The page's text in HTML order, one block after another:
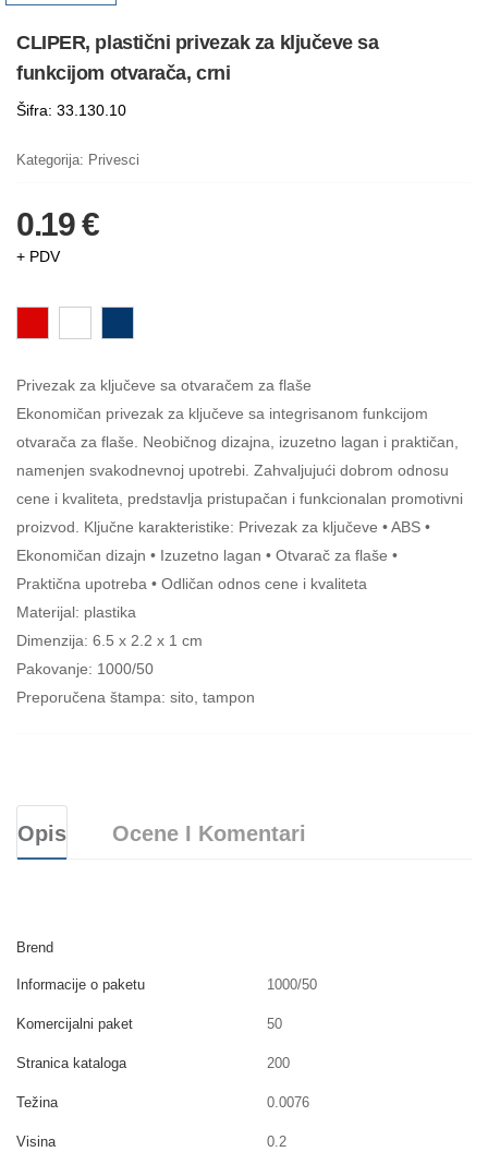
CLIPER, plastični privezak za ključeve sa
funkcijom otvarača, crni
Šifra: 33.130.10
Kategorija: Privesci
0.19 €
+ PDV
Privezak za ključeve sa otvaračem za flaše
Ekonomičan privezak za ključeve sa integrisanom funkcijom
otvarača za flaše. Neobičnog dizajna, izuzetno lagan i praktičan,
namenjen svakodnevnoj upotrebi. Zahvaljujući dobrom odnosu
cene i kvaliteta, predstavlja pristupačan i funkcionalan promotivni
proizvod. Ključne karakteristike: Privezak za ključeve • ABS •
Ekonomičan dizajn • Izuzetno lagan • Otvarač za flaše •
Praktična upotreba • Odličan odnos cene i kvaliteta
Materijal: plastika
Dimenzija: 6.5 x 2.2 x 1 cm
Pakovanje: 1000/50
Preporučena štampa: sito, tampon
Opis Ocene I Komentari
Brend
Informacije o paketu 1000/50
Komercijalni paket 50
Stranica kataloga 200
Težina 0.0076
Visina 0.2